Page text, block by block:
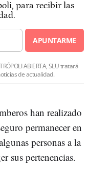
para recibir las
APUNTARME
ABIERTA, SLU tratará
de actualidad.
han realizado
permanecer en
personas a la
sus pertenencias.